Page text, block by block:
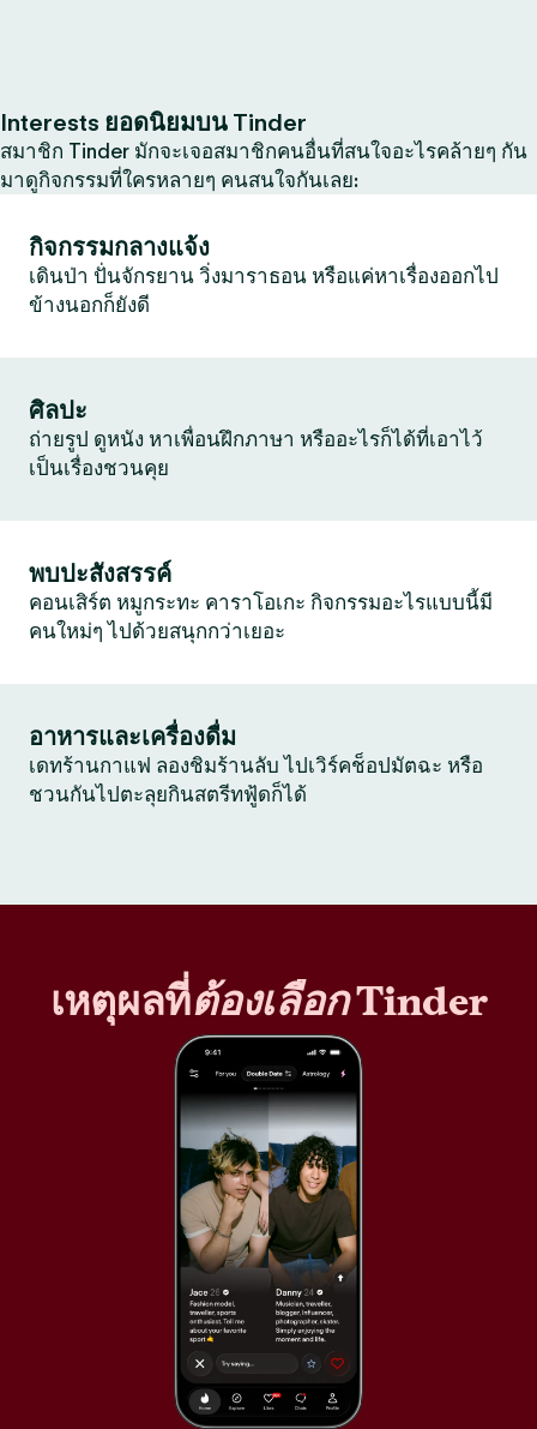
Interests ยอดนิยมบน Tinder
สมาชิก Tinder มักจะเจอสมาชิกคนอื่นที่สนใจอะไรคล้ายๆ กัน
มาดูกิจกรรมที่ใครหลายๆ คนสนใจกันเลย:
กิจกรรมกลางแจ้ง
เดินป่า ปั่นจักรยาน วิ่งมาราธอน หรือแค่หาเรื่องออกไป
ข้างนอกก็ยังดี
ศิลปะ
ถ่ายรูป ดูหนัง หาเพื่อนฝึกภาษา หรืออะไรก็ได้ที่เอาไว้
เป็นเรื่องชวนคุย
พบปะสังสรรค์
คอนเสิร์ต หมูกระทะ คาราโอเกะ กิจกรรมอะไรแบบนี้มี
คนใหม่ๆ ไปด้วยสนุกกว่าเยอะ
อาหารและเครื่องดื่ม
เดทร้านกาแฟ ลองชิมร้านลับ ไปเวิร์คช็อปมัตฉะ หรือ
ชวนกันไปตะลุยกินสตรีทฟู้ดก็ได้
เหตุผลที่ต้องเลือกTinder